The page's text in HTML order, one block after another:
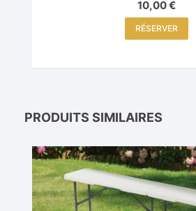
10,00€
RÉSERVER
PRODUITS SIMILAIRES